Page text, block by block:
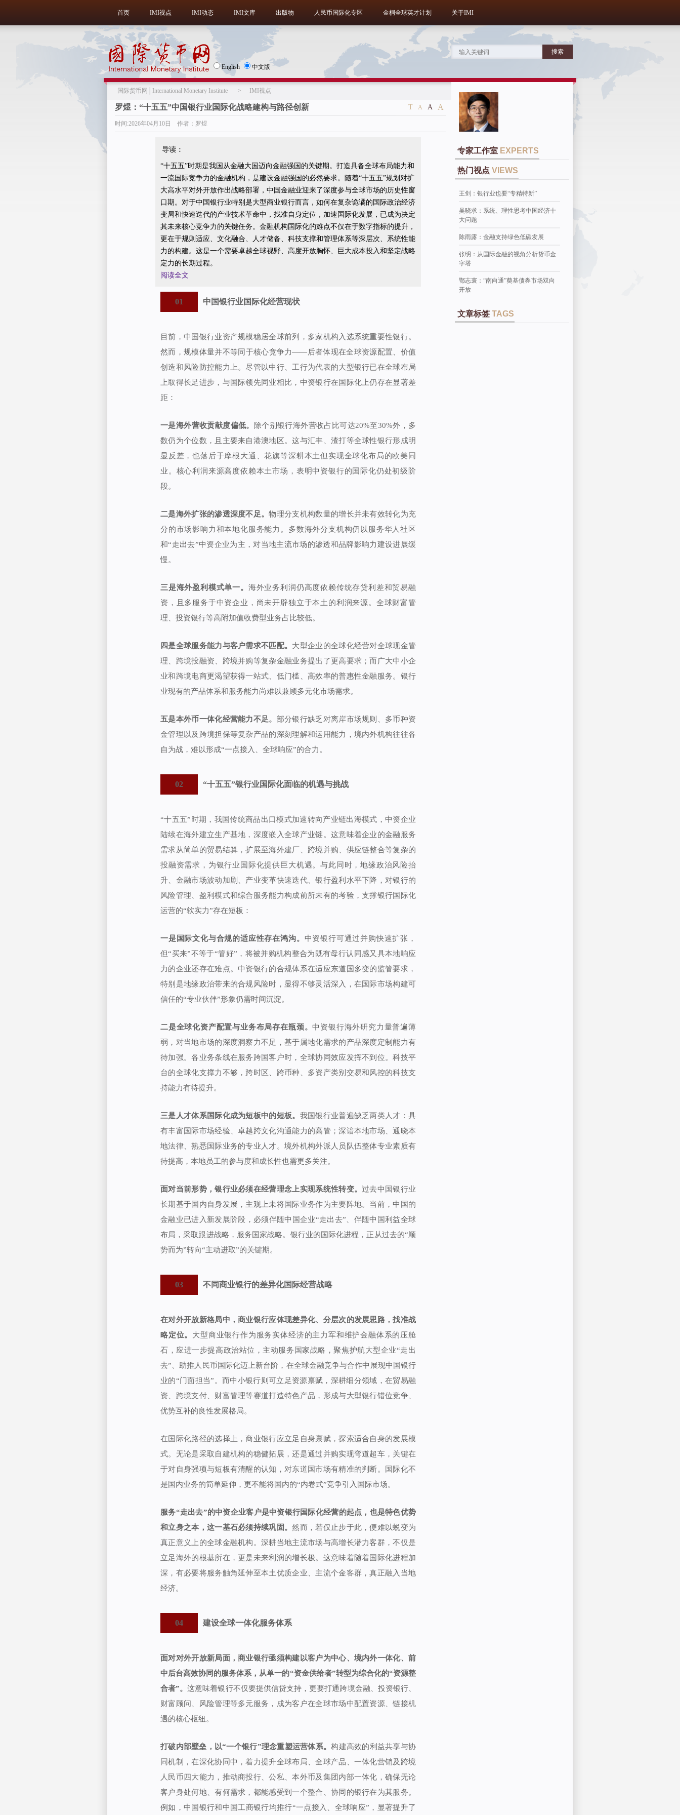
首页 IMI视点 IMI动态 IMI文库 出版物 人民币国际化专区 金桐全球英才计划 关于IMI
English 中文版
国际货币网│International Monetary Institute > IMI视点
A
A
A
T
罗煜：“十五五”中国银行业国际化战略建构与路径创新
时间:2026年04月10日 作者：罗煜
导读：
“十五五”时期是我国从金融大国迈向金融强国的关键期。打造具备全球布局能力和
一流国际竞争力的金融机构，是建设金融强国的必然要求。随着“十五五”规划对扩
大高水平对外开放作出战略部署，中国金融业迎来了深度参与全球市场的历史性窗
口期。对于中国银行业特别是大型商业银行而言，如何在复杂诡谲的国际政治经济
变局和快速迭代的产业技术革命中，找准自身定位，加速国际化发展，已成为决定
其未来核心竞争力的关键任务。金融机构国际化的难点不仅在于数字指标的提升，
更在于规则适应、文化融合、人才储备、科技支撑和管理体系等深层次、系统性能
力的构建。这是一个需要卓越全球视野、高度开放胸怀、巨大成本投入和坚定战略
定力的长期过程。
阅读全文
01 中国银行业国际化经营现状
目前，中国银行业资产规模稳居全球前列，多家机构入选系统重要性银行。
然而，规模体量并不等同于核心竞争力——后者体现在全球资源配置、价值
创造和风险防控能力上。尽管以中行、工行为代表的大型银行已在全球布局
上取得长足进步，与国际领先同业相比，中资银行在国际化上仍存在显著差
距：
一是海外营收贡献度偏低。
除个别银行海外营收占比可达20%至30%外，多
数仍为个位数，且主要来自港澳地区。这与汇丰、渣打等全球性银行形成明
显反差，也落后于摩根大通、花旗等深耕本土但实现全球化布局的欧美同
业。核心利润来源高度依赖本土市场，表明中资银行的国际化仍处初级阶
段。
二是海外扩张的渗透深度不足。物理分支机构数量的增长并未有效转化为充
分的市场影响力和本地化服务能力。多数海外分支机构仍以服务华人社区
和“走出去”中资企业为主，对当地主流市场的渗透和品牌影响力建设进展缓
慢。
三是海外盈利模式单一。 海外业务利润仍高度依赖传统存贷利差和贸易融
资，且多服务于中资企业，尚未开辟独立于本土的利润来源。全球财富管
理、投资银行等高附加值收费型业务占比较低。
四是全球服务能力与客户需求不匹配。 大型企业的全球化经营对全球现金管
理、跨境投融资、跨境并购等复杂金融业务提出了更高要求；而广大中小企
业和跨境电商更渴望获得一站式、低门槛、高效率的普惠性金融服务。银行
业现有的产品体系和服务能力尚难以兼顾多元化市场需求。
五是本外币一体化经营能力不足。 部分银行缺乏对离岸市场规则、多币种资
金管理以及跨境担保等复杂产品的深刻理解和运用能力，境内外机构往往各
自为战，难以形成“一点接入、全球响应”的合力。
02 “十五五”银行业国际化面临的机遇与挑战
“十五五”时期，我国传统商品出口模式加速转向产业链出海模式，中资企业
陆续在海外建立生产基地，深度嵌入全球产业链。这意味着企业的金融服务
需求从简单的贸易结算，扩展至海外建厂、跨境并购、供应链整合等复杂的
投融资需求，为银行业国际化提供巨大机遇。与此同时，地缘政治风险抬
升、金融市场波动加剧、产业变革快速迭代、银行盈利水平下降，对银行的
风险管理、盈利模式和综合服务能力构成前所未有的考验，支撑银行国际化
运营的“软实力”存在短板：
一是国际文化与合规的适应性存在鸿沟。 中资银行可通过并购快速扩张，
但“买来”不等于“管好”，将被并购机构整合为既有母行认同感又具本地响应
力的企业还存在难点。中资银行的合规体系在适应东道国多变的监管要求，
特别是地缘政治带来的合规风险时，显得不够灵活深入，在国际市场构建可
信任的“专业伙伴”形象仍需时间沉淀。
二是全球化资产配置与业务布局存在瓶颈。中资银行海外研究力量普遍薄
弱，对当地市场的深度洞察力不足，基于属地化需求的产品深度定制能力有
待加强。各业务条线在服务跨国客户时，全球协同效应发挥不到位。科技平
台的全球化支撑力不够，跨时区、跨币种、多资产类别交易和风控的科技支
持能力有待提升。
三是人才体系国际化成为短板中的短板。 我国银行业普遍缺乏两类人才：具
有丰富国际市场经验、卓越跨文化沟通能力的高管；深谙本地市场、通晓本
地法律、熟悉国际业务的专业人才。境外机构外派人员队伍整体专业素质有
待提高，本地员工的参与度和成长性也需更多关注。
面对当前形势，银行业必须在经营理念上实现系统性转变。过去中国银行业
长期基于国内自身发展，主观上未将国际业务作为主要阵地。当前，中国的
金融业已进入新发展阶段，必须伴随中国企业“走出去”、伴随中国利益全球
布局，采取跟进战略，服务国家战略。银行业的国际化进程，正从过去的“顺
势而为”转向“主动进取”的关键期。
03 不同商业银行的差异化国际经营战略
在对外开放新格局中，商业银行应体现差异化、分层次的发展思路，找准战
略定位。 大型商业银行作为服务实体经济的主力军和维护金融体系的压舱
石，应进一步提高政治站位，主动服务国家战略，聚焦护航大型企业“走出
去”、助推人民币国际化迈上新台阶，在全球金融竞争与合作中展现中国银行
业的“门面担当”。而中小银行则可立足资源禀赋，深耕细分领域，在贸易融
资、跨境支付、财富管理等赛道打造特色产品，形成与大型银行错位竞争、
优势互补的良性发展格局。
在国际化路径的选择上，商业银行应立足自身禀赋，探索适合自身的发展模
式。无论是采取自建机构的稳健拓展，还是通过并购实现弯道超车，关键在
于对自身强项与短板有清醒的认知，对东道国市场有精准的判断。国际化不
是国内业务的简单延伸，更不能将国内的“内卷式”竞争引入国际市场。
服务“走出去”的中资企业客户是中资银行国际化经营的起点，也是特色优势
和立身之本，这一基石必须持续巩固。然而，若仅止步于此，便难以蜕变为
真正意义上的全球金融机构。深耕当地主流市场与高增长潜力客群，不仅是
立足海外的根基所在，更是未来利润的增长极。这意味着随着国际化进程加
深，有必要将服务触角延伸至本土优质企业、主流个金客群，真正融入当地
经济。
04 建设全球一体化服务体系
面对对外开放新局面，商业银行亟须构建以客户为中心、境内外一体化、前
中后台高效协同的服务体系，从单一的“资金供给者”转型为综合化的“资源整
合者”。这意味着银行不仅要提供信贷支持，更要打通跨境金融、投资银行、
财富顾问、风险管理等多元服务，成为客户在全球市场中配置资源、链接机
遇的核心枢纽。
打破内部壁垒，以“一个银行”理念重塑运营体系。构建高效的利益共享与协
同机制，在深化协同中，着力提升全球布局、全球产品、一体化营销及跨境
人民币四大能力，推动商投行、公私、本外币及集团内部一体化，确保无论
客户身处何地、有何需求，都能感受到一个整合、协同的银行在为其服务。
例如，中国银行和中国工商银行均推行“一点接入、全球响应”，显著提升了
专家工作室 EXPERTS
热门视点 VIEWS
王剑：银行业也要“专精特新”
吴晓求：系统、理性思考中国经济十
大问题
陈雨露：金融支持绿色低碳发展
张明：从国际金融的视角分析货币金
字塔
鄂志寰：“南向通”奠基债券市场双向
开放
文章标签 TAGS